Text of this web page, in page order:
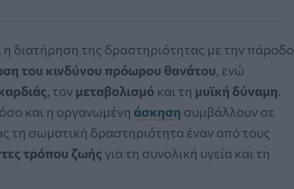
η διατήρηση της δραστηριότητας με την πάροδο
του κινδύνου πρόωρου θανάτου, ενώ
, τον μεταβολισμό και τη μυϊκή δύναμη.
και η οργανωμένη άσκηση συμβάλλουν σε
τη σωματική δραστηριότητα έναν από τους
τρόπου ζωής για τη συνολική υγεία και τη